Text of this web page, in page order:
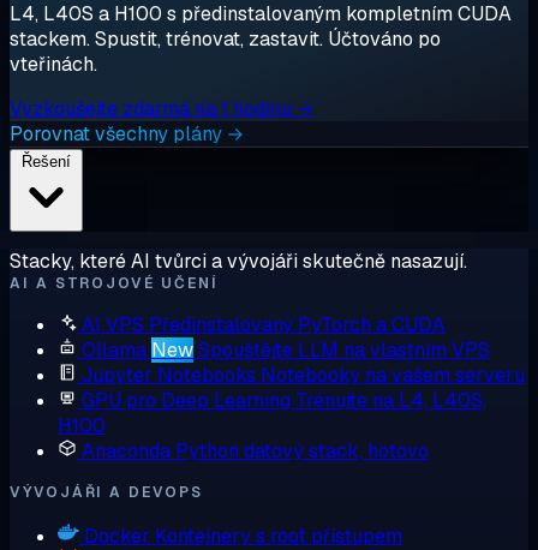
L4, L40S a H100 s předinstalovaným kompletním CUDA
stackem. Spustit, trénovat, zastavit. Účtováno po
vteřinách.
Vyzkoušejte zdarma na 1 hodinu →
Porovnat všechny plány →
Stacky, které AI tvůrci a vývojáři skutečně nasazují.
AI A STROJOVÉ UČENÍ
AI VPS Předinstalovaný PyTorch a CUDA
Ollama NewSpouštějte LLM na vlastním VPS
Jupyter Notebooks Notebooky na vašem serveru
GPU pro Deep Learning Trénujte na L4, L40S,
H100
Anaconda Python datový stack, hotovo
VÝVOJÁŘI A DEVOPS
Docker Kontejnery s root přístupem